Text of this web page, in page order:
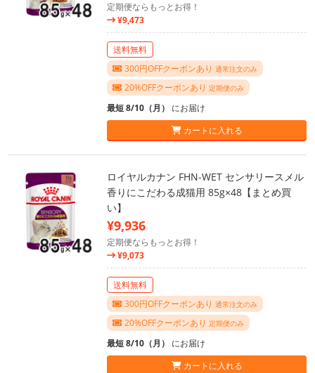
定期便ならもっとお得！
¥9,473
送料無料
300円OFFクーポンあり 通常注文のみ
20%OFFクーポンあり 定期便のみ
最短 8/10（月） にお届け
カートに入れる
ロイヤルカナン FHN-WET センサリースメル
香りにこだわる成猫用 85g×48【まとめ買
い】
¥9,936
定期便ならもっとお得！
¥9,073
送料無料
300円OFFクーポンあり 通常注文のみ
20%OFFクーポンあり 定期便のみ
最短 8/10（月） にお届け
カートに入れる